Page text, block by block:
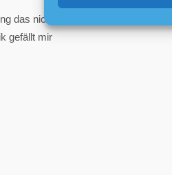
das nicht, jetzt hab ich 3x
gefällt mir